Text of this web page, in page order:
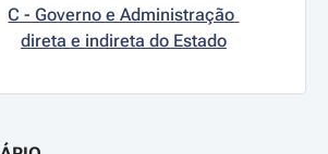
C - Governo e Administração
direta e indireta do Estado